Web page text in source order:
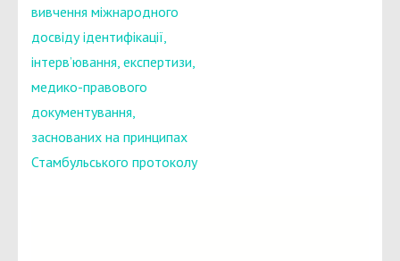
вивчення міжнародного
досвіду ідентифікації,
інтерв’ювання, експертизи,
медико-правового
документування,
заснованих на принципах
Стамбульського протоколу